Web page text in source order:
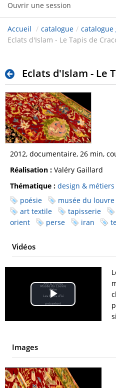
Ouvrir une session
Accueil / catalogue / catalogue
Eclats d'Islam - Le Tapis de
Eclats d'Islam - Le
2012, documentaire, 26 min,
Réalisation : Valéry Gaillard
Thématique : design &
poésie
musée du louvre
art textile
tapisserie
orient
perse iran
Vidéos
Play
Video
Images